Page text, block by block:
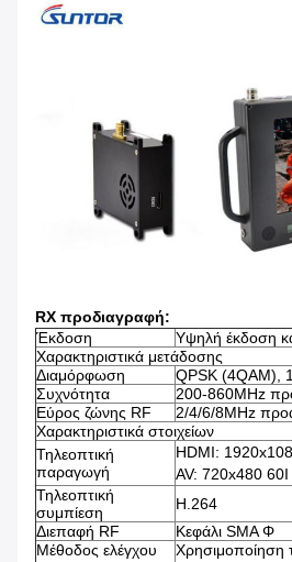
RX προδιαγραφή:
Έκδοση
Υψηλή έκδοση
Χαρακτηριστικά μετάδοσης
Διαμόρφωση
QPSK (4QAM),
Συχνότητα
200-860MHz
Εύρος ζώνης RF
2/4/6/8MHz
Χαρακτηριστικά στοιχείων
Τηλεοπτική
παραγωγή
HDMI:
AV: 720x480
Τηλεοπτική
συμπίεση
H.264
Διεπαφή RF
Κεφάλι SMA Φ
Μέθοδος ελέγχου
Χρησιμοποίηση